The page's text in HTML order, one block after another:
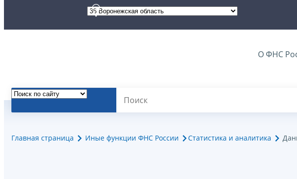
О ФНС
Главная страница Иные функции ФНС России Статистика и аналитика